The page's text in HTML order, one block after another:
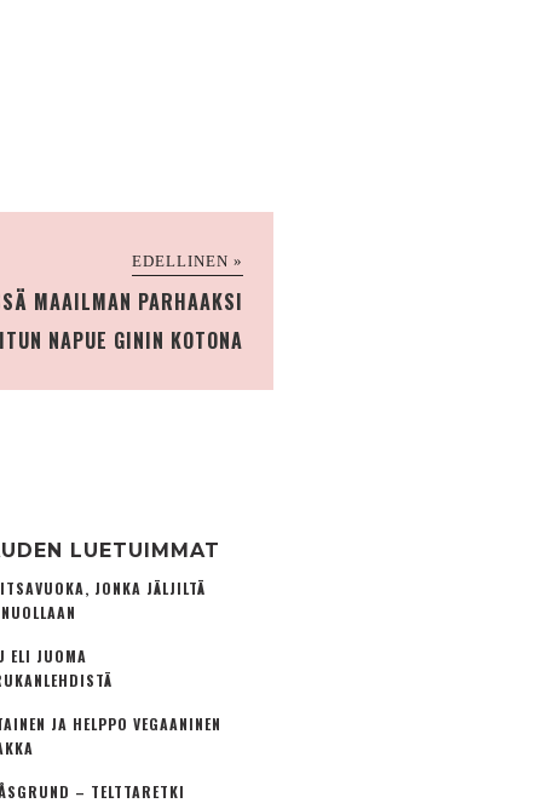
EDELLINEN »
MAAILMAN PARHAAKSI
NAPUE GININ KOTONA
LUETUIMMAT
JONKA JÄLJILTÄ
ELI JUOMA
JA HELPPO VEGAANINEN
– TELTTARETKI